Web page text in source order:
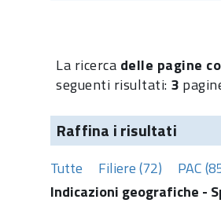
La ricerca delle pagine
seguenti risultati: 3
Raffina i risultati
Tutte Filiere (72) PAC
Indicazioni geografiche -